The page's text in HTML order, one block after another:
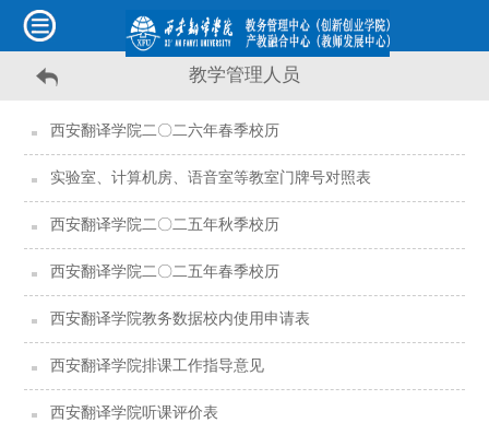
教学管理人员
西安翻译学院二〇二六年春季校历
实验室、计算机房、语音室等教室门牌号对照表
西安翻译学院二〇二五年秋季校历
西安翻译学院二〇二五年春季校历
西安翻译学院教务数据校内使用申请表
西安翻译学院排课工作指导意见
西安翻译学院听课评价表